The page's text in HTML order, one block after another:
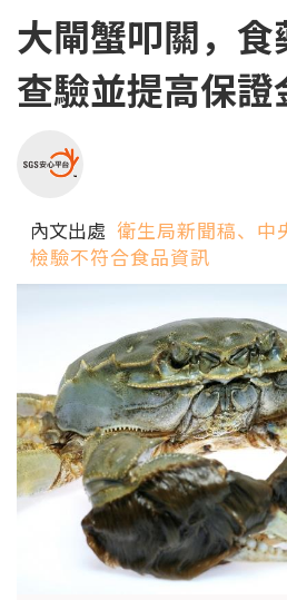
大閘蟹叩關，食
查驗並提高保證
內文出處 衛生局新聞稿、中
檢驗不符合食品資訊